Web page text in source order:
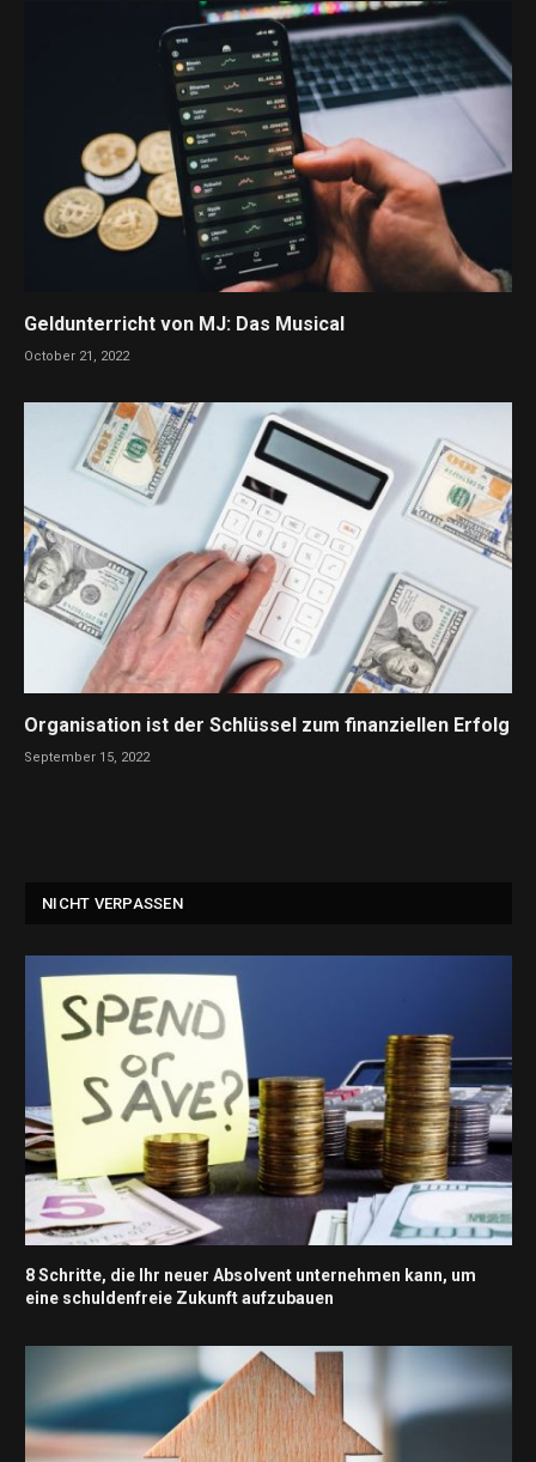
Geldunterricht von MJ: Das Musical
October 21, 2022
Organisation ist der Schlüssel zum finanziellen Erfolg
September 15, 2022
NICHT VERPASSEN
8 Schritte, die Ihr neuer Absolvent unternehmen kann, um
eine schuldenfreie Zukunft aufzubauen